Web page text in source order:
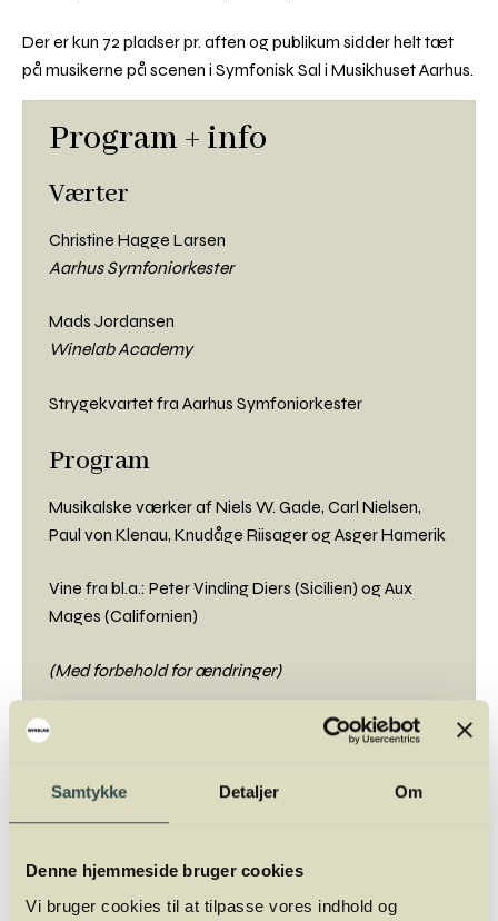
Samtykke Detaljer Om
Denne hjemmeside bruger cookies
Vi bruger cookies til at tilpasse vores indhold og
Der er kun 72 pladser pr. aften og publikum sidder helt tæt
på musikerne på scenen i Symfonisk Sal i Musikhuset Aarhus.
Program + info
Værter
Christine Hagge Larsen
Aarhus Symfoniorkester
Mads Jordansen
Winelab Academy
Strygekvartet fra Aarhus Symfoniorkester
Program
Musikalske værker af Niels W. Gade, Carl Nielsen,
Paul von Klenau, Knudåge Riisager og Asger Hamerik
Vine fra bl.a.: Peter Vinding Diers (Sicilien) og Aux
Mages (Californien)
(Med forbehold for ændringer)
Sted
Musikhuset Aarhus
Tidspunkt
Tirsdag 1. september 2026 kl. 19.30